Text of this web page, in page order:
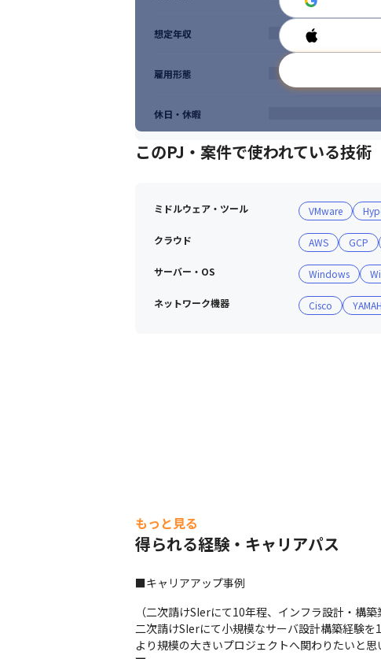
想定年収
雇用形態
休日・休暇
このPJ・案件で使われている技術
ミドルウェア・ツール VMware
クラウド AWS GCP
サーバー・OS Windows
ネットワーク機器 Cisco
もっと見る
得られる経験・キャリアパス
■キャリアアップ事例
（二次請けSIerにて10年程、インフラ設計・構築
二次請けSIerにて小規模なサーバ設計構築経験を
より規模の大きいプロジェクトへ関わりたいと